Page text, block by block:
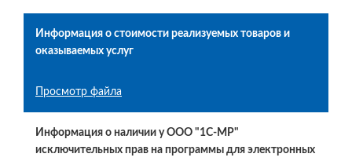
Информация о стоимости реализуемых товаров и
оказываемых услуг
Просмотр файла
Информация о наличии у ООО "1С-МР"
исключительных прав на программы для электронных